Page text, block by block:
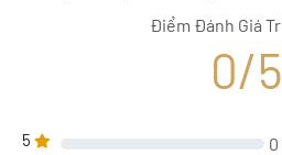
Điểm Đánh Giá
0/5
5 0